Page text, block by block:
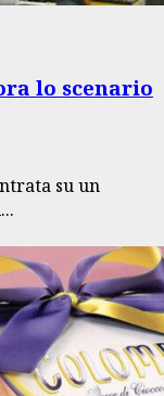
lo scenario
su un